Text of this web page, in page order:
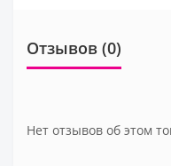
Отзывов (0)
Нет отзывов об этом